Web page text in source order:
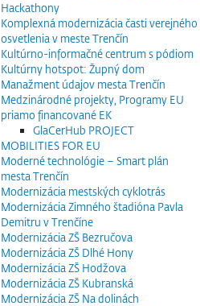
Hackathony
Komplexná modernizácia časti verejného
osvetlenia v meste Trenčín
Kultúrno-informačné centrum s pódiom
Kultúrny hotspot: Župný dom
Manažment údajov mesta Trenčín
Medzinárodné projekty, Programy EU
priamo financované EK
GlaCerHub PROJECT
MOBILITIES FOR EU
Moderné technológie – Smart plán
mesta Trenčín
Modernizácia mestských cyklotrás
Modernizácia Zimného štadióna Pavla
Demitru v Trenčíne
Modernizácia ZŠ Bezručova
Modernizácia ZŠ Dlhé Hony
Modernizácia ZŠ Hodžova
Modernizácia ZŠ Kubranská
Modernizácia ZŠ Na dolinách